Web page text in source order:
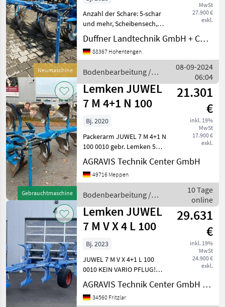
Neumaschine
MwSt
27.900 €
exkl.
Anzahl der Schare: 5-schar
und mehr, Scheibensech,
hydr.
Schnittbreitenverstellung,
Streifenkörper, Stützrad
N 100, Vorführmaschine
Baujahr 202
Duffner Landtechnik GmbH + Co KG
88367 Hohentengen
Bodenbearbeitung /
Lemken
08-09-2024
06:04
Gebrauchtmaschine
Lemken JUWEL
7 M 4+1 N 100
21.301
€
inkl. 19%
MwSt
17.900 €
exkl.
Bj. 2020
Packerarm JUWEL 7 M 4+1 N
100 0010 gebr. Lemken 5
scharr Volldrehpflug 0020
Dreipunktanbau, hydr.
Schwenkbar, 0030
einschwenkung, 0040
Vollscharr
AGRAVIS Technik Center GmbH
49716 Meppen
Bodenbearbeitung /
Lemken
10 Tage
online
Lemken JUWEL
7 M V X 4 L 100
29.631
€
inkl. 19%
MwSt
24.900 €
exkl.
Bj. 2023
JUWEL 7 M V X 4+1 L 100
0010 KEIN VARIO PFLUG!
0020 Dreipunktanbau, 0030
hyd. Schwenkeinrichtung,
0040 mech. Steinsicherung
AGRAVIS Technik Center GmbH - Fritzlar
34560 Fritzlar